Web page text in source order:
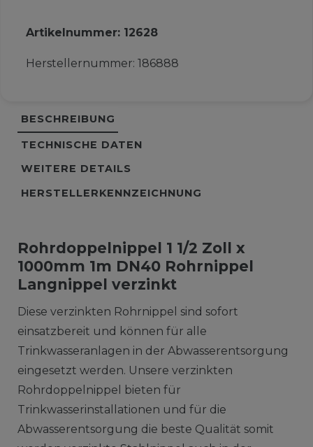
Artikelnummer: 12628
Herstellernummer: 186888
BESCHREIBUNG
TECHNISCHE DATEN
WEITERE DETAILS
HERSTELLERKENNZEICHNUNG
Rohrdoppelnippel 1 1/2 Zoll x
1000mm 1m DN40 Rohrnippel
Langnippel verzinkt
Diese verzinkten Rohrnippel sind sofort
einsatzbereit und können für alle
Trinkwasseranlagen in der Abwasserentsorgung
eingesetzt werden. Unsere verzinkten
Rohrdoppelnippel bieten für
Trinkwasserinstallationen und für die
Abwasserentsorgung die beste Qualität somit